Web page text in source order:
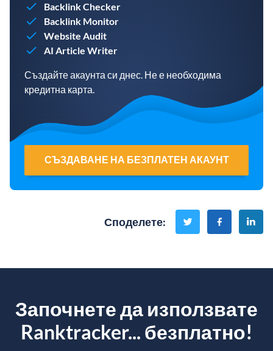
Backlink Checker
Backlink Monitor
Website Audit
AI Article Writer
Създайте акаунта си днес. Не е необходима
кредитна карта.
СЪЗДАВАНЕ НА БЕЗПЛАТЕН АКАУНТ
Споделете:
Започнете да използвате
Ranktracker... безплатно!